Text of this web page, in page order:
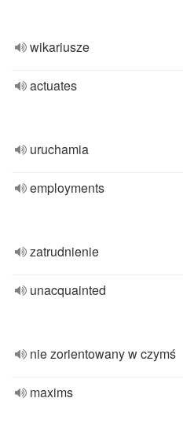
wikariusze
actuates
uruchamia
employments
zatrudnienie
unacquainted
nie zorientowany w czymś
maxims